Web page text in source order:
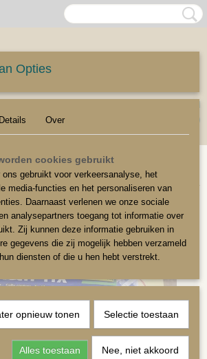
(0)
>Lijm >Textiel lijm wasbaar en
Opties
Details Over
cookies gebruikt
ons gebruikt voor verkeersanalyse, het
media-functies en het personaliseren van
Daarnaast verlenen we onze sociale
analysepartners toegang tot informatie over
Zij kunnen deze informatie gebruiken in
gegevens die zij mogelijk hebben verzameld
diensten of die u hen hebt verstrekt.
opnieuw tonen Selectie toestaan
Alles toestaan Nee, niet akkoord